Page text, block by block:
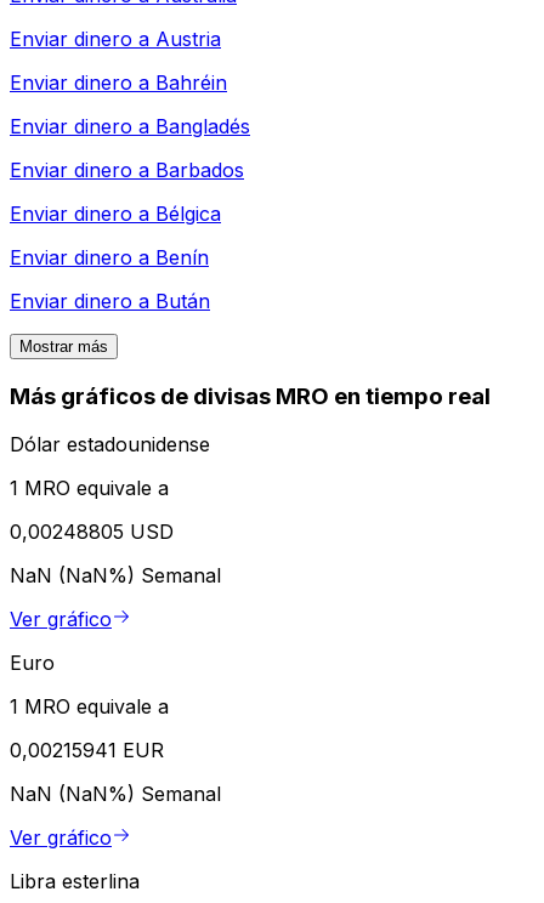
Enviar dinero a Austria
Enviar dinero a Bahréin
Enviar dinero a Bangladés
Enviar dinero a Barbados
Enviar dinero a Bélgica
Enviar dinero a Benín
Enviar dinero a Bután
Mostrar más
Más gráficos de divisas MRO en tiempo real
Dólar estadounidense
1 MRO equivale a
0,00248805 USD
NaN (NaN%) Semanal
Ver gráfico
Euro
1 MRO equivale a
0,00215941 EUR
NaN (NaN%) Semanal
Ver gráfico
Libra esterlina